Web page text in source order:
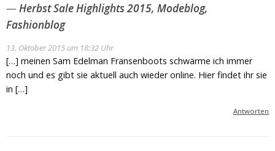
Herbst Sale Highlights 2015, Modeblog,
Fashionblog
13. Oktober 2015 um 18:32 Uhr
[…] meinen Sam Edelman Fransenboots schwärme ich immer
noch und es gibt sie aktuell auch wieder online. Hier findet ihr sie
in […]
Antworten